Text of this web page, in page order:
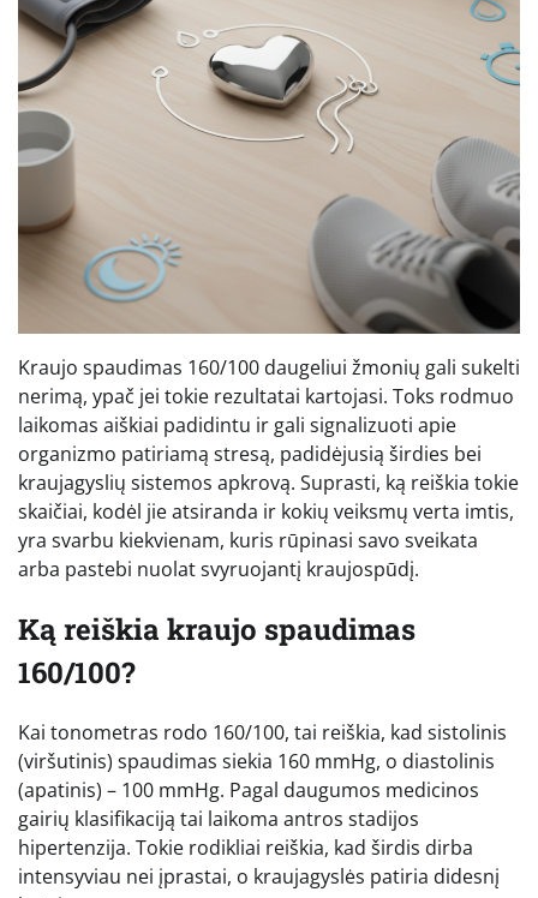
Kraujo spaudimas 160/100 daugeliui žmonių gali sukelti
nerimą, ypač jei tokie rezultatai kartojasi. Toks rodmuo
laikomas aiškiai padidintu ir gali signalizuoti apie
organizmo patiriamą stresą, padidėjusią širdies bei
kraujagyslių sistemos apkrovą. Suprasti, ką reiškia tokie
skaičiai, kodėl jie atsiranda ir kokių veiksmų verta imtis,
yra svarbu kiekvienam, kuris rūpinasi savo sveikata
arba pastebi nuolat svyruojantį kraujospūdį.
Ką reiškia kraujo spaudimas
160/100?
Kai tonometras rodo 160/100, tai reiškia, kad sistolinis
(viršutinis) spaudimas siekia 160 mmHg, o diastolinis
(apatinis) – 100 mmHg. Pagal daugumos medicinos
gairių klasifikaciją tai laikoma antros stadijos
hipertenzija. Tokie rodikliai reiškia, kad širdis dirba
intensyviau nei įprastai, o kraujagyslės patiria didesnį